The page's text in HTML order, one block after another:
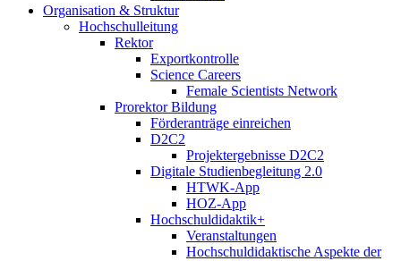
Organisation & Struktur
Hochschulleitung
Rektor
Exportkontrolle
Science Careers
Female Scientists Network
Prorektor Bildung
Förderanträge einreichen
D2C2
Projektergebnisse D2C2
Digitale Studienbegleitung 2.0
HTWK-App
HOZ-App
Hochschuldidaktik+
Veranstaltungen
Hochschuldidaktische Aspekte der